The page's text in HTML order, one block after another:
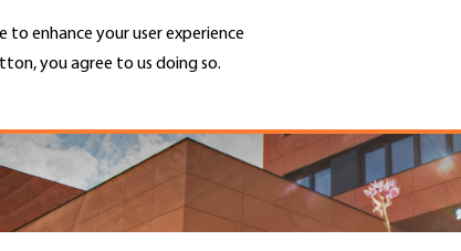
to enhance your user experience
you agree to us doing so.
Top
Menu